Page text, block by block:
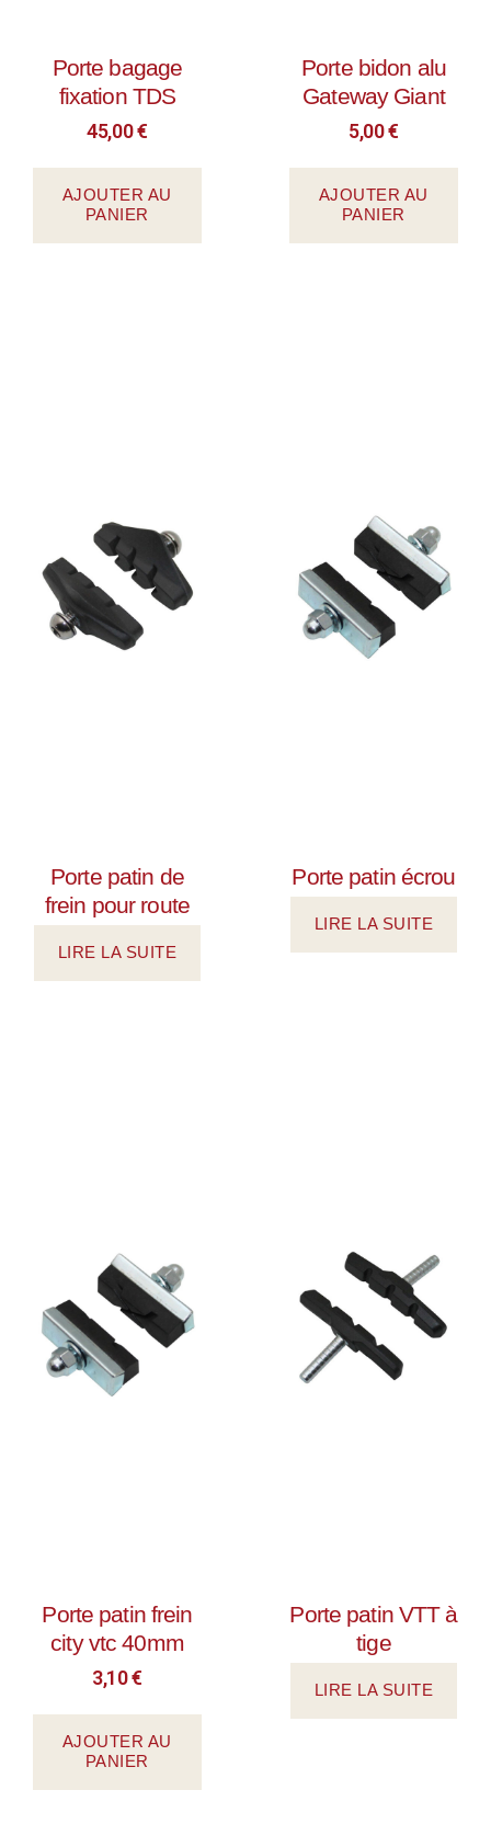
Porte bagage
fixation TDS
45,00€
AJOUTER AU
PANIER
Porte bidon alu
Gateway Giant
5,00€
AJOUTER AU
PANIER
Porte patin de
frein pour route
LIRE LA SUITE
Porte patin écrou
LIRE LA SUITE
Porte patin frein
city vtc 40mm
3,10€
AJOUTER AU
PANIER
Porte patin VTT à
tige
LIRE LA SUITE